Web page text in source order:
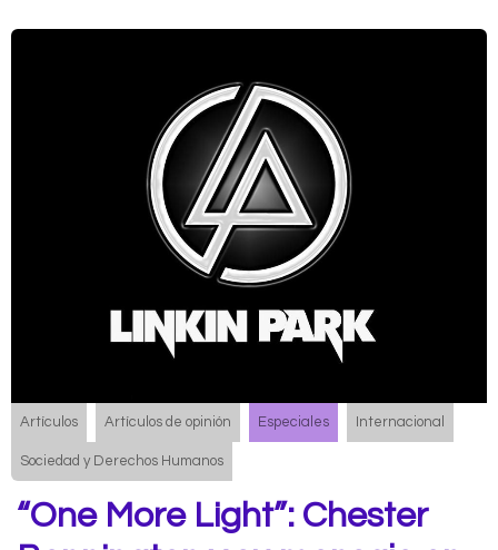
Artículos Artículos de opinión Especiales Internacional
Sociedad y Derechos Humanos
“One More Light”: Chester